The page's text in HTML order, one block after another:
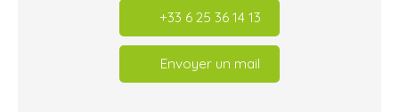
+33 6 25 36 14 13
Envoyer un mail